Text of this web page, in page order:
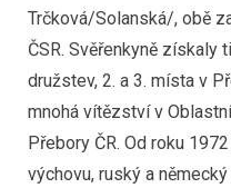
Trčková/Solanská/, obě
ČSR. Svěřenkyně získaly
družstev, 2. a 3. místa v
mnohá vítězství v
Přebory ČR. Od roku
výchovu, ruský a německý